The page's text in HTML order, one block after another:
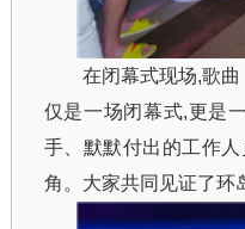
在闭幕式现场,歌
仅是一场闭幕式,更是
手、默默付出的工作
角。大家共同见证了环